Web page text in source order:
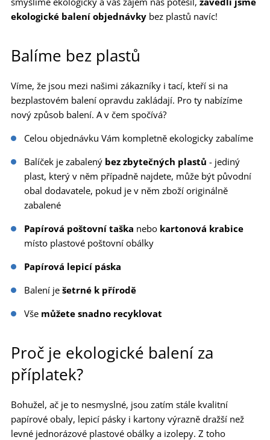
ekologické balení objednávky bez plastů navíc!
Balíme bez plastů
Víme, že jsou mezi našimi zákazníky i tací, kteří si na
bezplastovém balení opravdu zakládají. Pro ty nabízíme
nový způsob balení. A v čem spočívá?
Celou objednávku Vám kompletně ekologicky zabalíme
Balíček je zabalený bez zbytečných plastů - jediný
plast, který v něm případně najdete, může být původní
obal dodavatele, pokud je v něm zboží originálně
zabalené
Papírová poštovní taška nebo kartonová krabice
místo plastové poštovní obálky
Papírová lepicí páska
Balení je šetrné k přírodě
Vše můžete snadno recyklovat
Proč je ekologické balení za
příplatek?
Bohužel, ač je to nesmyslné, jsou zatím stále kvalitní
papírové obaly, lepicí pásky i kartony výrazně dražší než
levné jednorázové plastové obálky a izolepy. Z toho